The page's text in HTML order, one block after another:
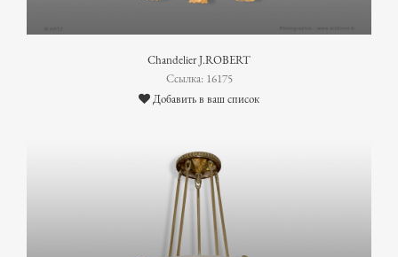
Chandelier J.ROBERT
Ссылка: 16175
Добавить в ваш список